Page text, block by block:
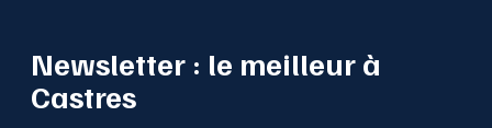
Newsletter : le meilleur à
Castres